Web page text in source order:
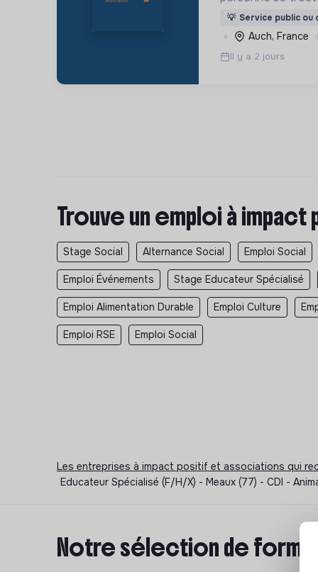
difficulté
et plus
d’exclusion
💡 Service public ou
Auch, France
Il y a 2 jours
Trouve un emploi à
Stage Social Alternance Social Emploi Social
Emploi Événements Stage Educateur Spécialisé
Emploi Alimentation Durable Emploi Culture
Emploi RSE Emploi Social
Les entreprises à impact positif et associations qui
Educateur Spécialisé (F/H/X) - Meaux (77) - CDI -
Notre sélection de